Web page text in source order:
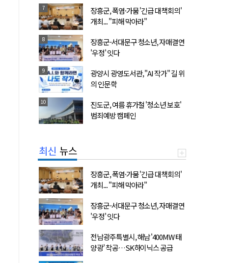
7
장흥군, 폭염·가뭄 '긴급 대책회의'
개최... "피해 막아라"
8
장흥군-서대문구 청소년, 자매결연
'우정' 잇다
9
광양시 광영도서관, "AI 작가" 길 위
의 인문학
10
진도군, 여름 휴가철 '청소년 보호'
범죄예방 캠페인
최신 뉴스
장흥군, 폭염·가뭄 '긴급 대책회의'
개최... "피해 막아라"
장흥군-서대문구 청소년, 자매결연
'우정' 잇다
전남광주특별시, 해남 '400MW 태
양광' 착공…SK하이닉스 공급